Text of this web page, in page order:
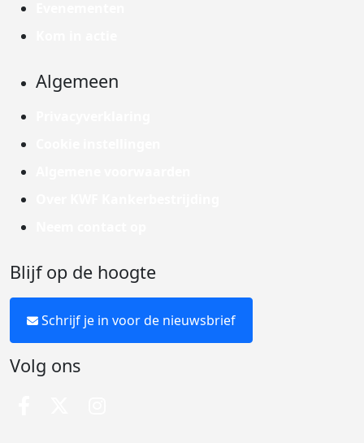
Algemeen
Blijf op de hoogte
Schrijf je in voor de nieuwsbrief
Volg ons